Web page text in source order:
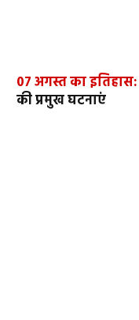
07 अगस्त का इतिहास:
की प्रमुख घटनाएं